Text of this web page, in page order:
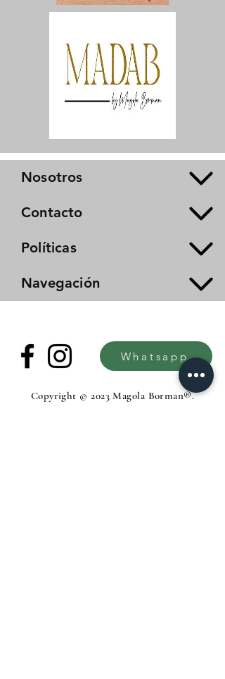
Nosotros
Contacto
Políticas
Navegación
Whatsapp
Copyright © 2023 Magola Borman®.